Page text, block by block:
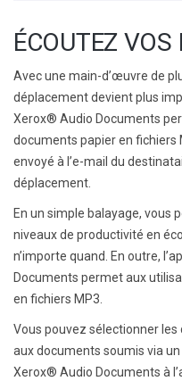
ÉCOUTEZ
Avec une main-d’œuvre de
déplacement devient plus
Xerox® Audio Documents
documents papier en fichiers
envoyé à l’e-mail du
déplacement.
En un simple balayage, vous
niveaux de productivité en
n’importe quand. En outre,
Documents permet aux
en fichiers MP3.
Vous pouvez sélectionner
aux documents soumis via
Xerox® Audio Documents à